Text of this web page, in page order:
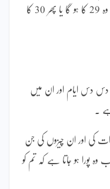
مہینے میں جس کے متعلق کوئی نہیں جانتا کہ وہ 29 کا ہو گا یا پھر 30 کا
دس دس ایام اور ان میں
۔
کی اور ان چیزوں کی جن
وہ پورا ہو جاتا ہے کہ تم کو